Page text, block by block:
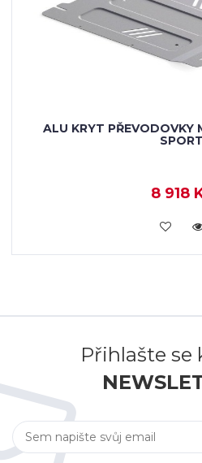
ALU KRYT PŘEVODOVKY
SPORT
8 918
Přihlašte se